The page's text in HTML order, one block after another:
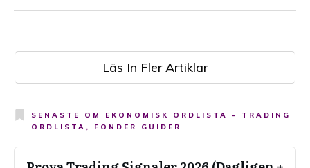
Läs In Fler Artiklar
SENASTE OM EKONOMISK ORDLISTA - TRADING
ORDLISTA, FONDER GUIDER